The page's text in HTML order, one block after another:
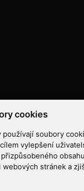
cookies
soubory
vylepšení
webových stránek a